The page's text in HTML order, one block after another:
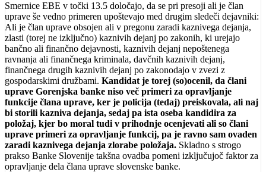
Smernice EBE v točki 13.5 določajo, da se pri presoji ali je član
uprave še vedno primeren upoštevajo med drugim sledeči dejavniki:
Ali je član uprave obsojen ali v pregonu zaradi kaznivega dejanja,
zlasti (torej ne izključno) kaznivih dejanj po zakonih, ki urejajo
bančno ali finančno dejavnosti, kaznivih dejanj nepoštenega
ravnanja ali finančnega kriminala, davčnih kaznivih dejanj,
finančnega drugih kaznivih dejanj po zakonodajo v zvezi z
gospodarskimi družbami. Kandidat je torej (so)ocenil, da člani
uprave Gorenjska banke niso več primeri za opravljanje
funkcije člana uprave, ker je policija (tedaj) preiskovala, ali naj
bi storili kazniva dejanja, sedaj pa ista oseba kandidira za
položaj, kjer bo moral tudi v prihodnje ocenjevati ali so člani
uprave primeri za opravljanje funkcij, pa je ravno sam ovaden
zaradi kaznivega dejanja zlorabe položaja. Skladno s strogo
prakso Banke Slovenije takšna ovadba pomeni izključujoč faktor za
opravljanje dela člana uprave slovenske banke.